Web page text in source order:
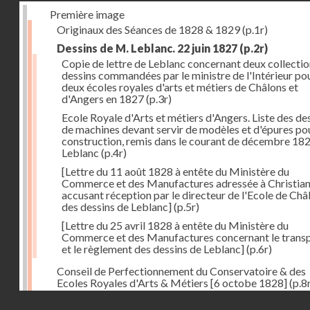
Première image
Originaux des Séances de 1828 & 1829(p.1r)
Dessins de M. Leblanc. 22 juin 1827 (p.2r)
Copie de lettre de Leblanc concernant deux
dessins commandées par le ministre de l'Intérieur
deux écoles royales d'arts et métiers de Châlons et
d'Angers en 1827(p.3r)
Ecole Royale d'Arts et métiers d'Angers. Liste des
de machines devant servir de modèles et d'épures
construction, remis dans le courant de décembre
Leblanc (p.4r)
[Lettre du 11 août 1828 à entête du Ministère du
Commerce et des Manufactures adressée à Christian
accusant réception par le directeur de l'Ecole de
des dessins de Leblanc](p.5r)
[Lettre du 25 avril 1828 à entête du Ministère du
Commerce et des Manufactures concernant le
et le règlement des dessins de Leblanc](p.6r)
Conseil de Perfectionnement du Conservatoire & des
Ecoles Royales d'Arts & Métiers [6 octobe 1828]